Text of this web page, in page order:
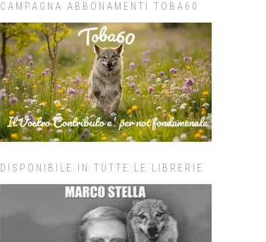
CAMPAGNA ABBONAMENTI TOBA60
DISPONIBILE IN TUTTE LE LIBRERIE